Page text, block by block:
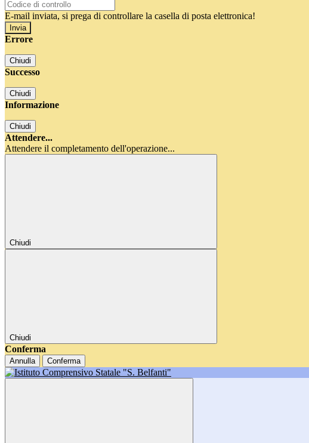
E-mail inviata, si prega di controllare la casella di posta elettronica!
Errore
Chiudi
Successo
Chiudi
Informazione
Chiudi
Attendere...
Attendere il completamento dell'operazione...
Chiudi
Chiudi
Conferma
Annulla Conferma